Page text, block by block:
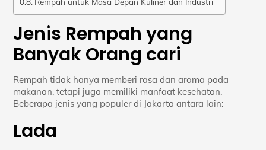
Jenis Rempah yang
Banyak Orang cari
Rempah tidak hanya memberi rasa dan aroma pada
makanan, tetapi juga memiliki manfaat kesehatan.
Beberapa jenis yang populer di Jakarta antara lain:
Lada